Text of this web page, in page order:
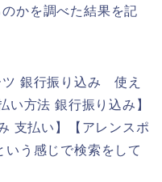
かを調べた結果を記
ツ 銀行振り込み 使え
い方法 銀行振り込み】
支払い】【アレンスポ
う感じで検索をして